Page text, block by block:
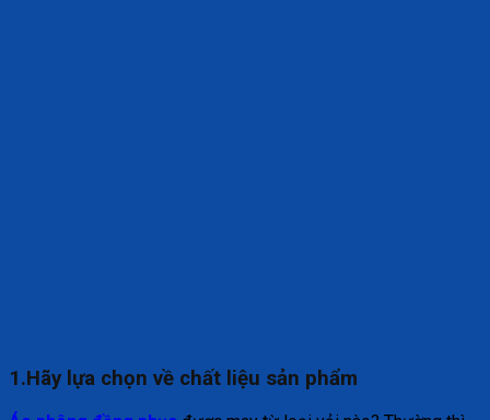
1.Hãy lựa chọn về chất liệu sản phẩm